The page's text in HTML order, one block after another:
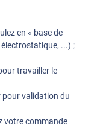
en « base de
...) ;
travailler le
pour validation du
votre commande